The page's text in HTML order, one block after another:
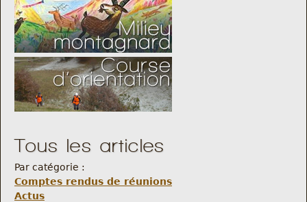
Tous les articles
Par catégorie :
Comptes rendus de réunions
Actus